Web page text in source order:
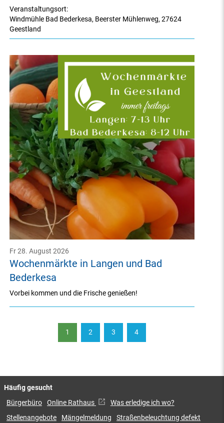
Veranstaltungsort:
Windmühle Bad Bederkesa, Beerster Mühlenweg,27624
Geestland
Wochenmärkte in Langen und Bad
Bederkesa
Fr 28. August 2026
Vorbei kommen und die Frische genießen!
1 2 3 4
Häufig gesucht
Bürgerbüro Online Rathaus
Was erledige ich wo?
Stellenangebote
Mängelmeldung Straßenbeleuchtung defekt